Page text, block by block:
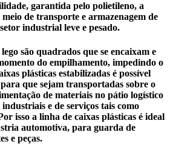
garantida pelo polietileno, a
de transporte e armazenagem de
industrial leve e pesado.
são quadrados que se encaixam e
do empilhamento, impedindo o
plásticas estabilizadas é possível
que sejam transportadas sobre o
de materiais no pátio logístico
e de serviços tais como
isso a linha de caixas plásticas é ideal
automotiva, para guarda de
e peças.